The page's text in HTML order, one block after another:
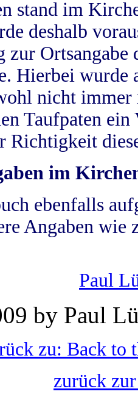
stand im
deshalb
zur
Hierbei wurde
nicht
Taufpaten
Richtigkeit
im
ebenfalls
Angaben wie
Paul
by Paul
zu: Back to
zurück